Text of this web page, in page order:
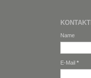
Name
E-Mail *